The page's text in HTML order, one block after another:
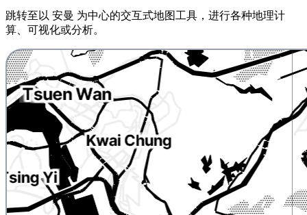
跳转至以 安曼 为中心的交互式地图工具，进行各种地理计
算、可视化或分析。